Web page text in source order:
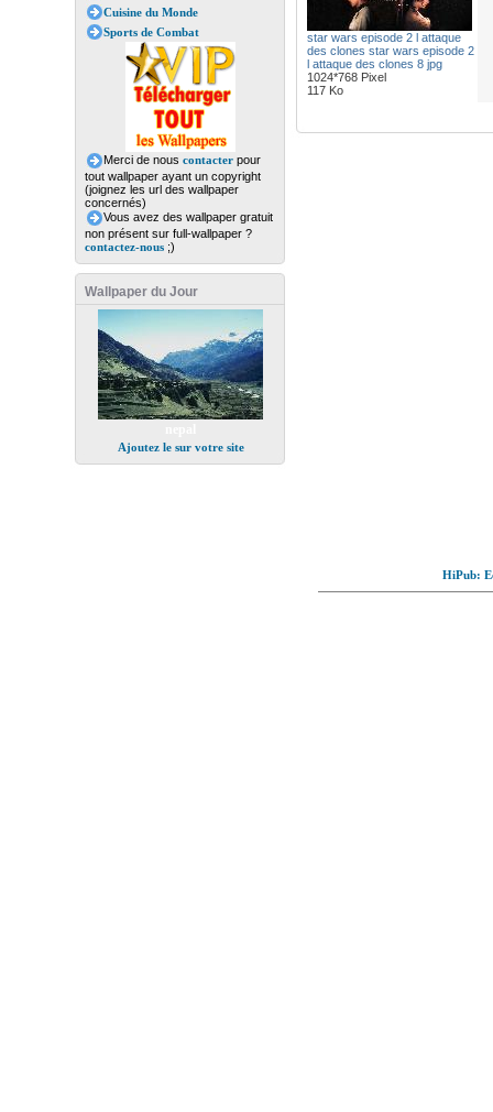
Cuisine du Monde
Sports de Combat
Merci de nous contacterpour
tout wallpaper ayant un copyright
(joignez les url des wallpaper
concernés)
Vous avez des wallpaper gratuit
non présent sur full-wallpaper ?
contactez-nous;)
Wallpaper du Jour
Ajoutez le sur votre site
star wars episode 2 l attaque
des clones star wars episode 2
l attaque des clones 8 jpg
1024*768 Pixel
117 Ko
HiPub: